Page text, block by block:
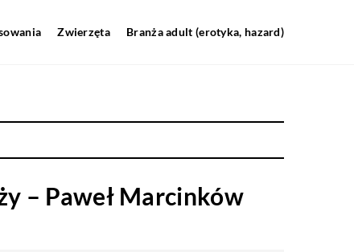
Zwierzęta Branża adult (erotyka, hazard)
– Paweł Marcinków